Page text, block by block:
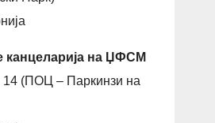
канцеларија на ЏФСМ
14 (ПОЦ – Паркинзи на